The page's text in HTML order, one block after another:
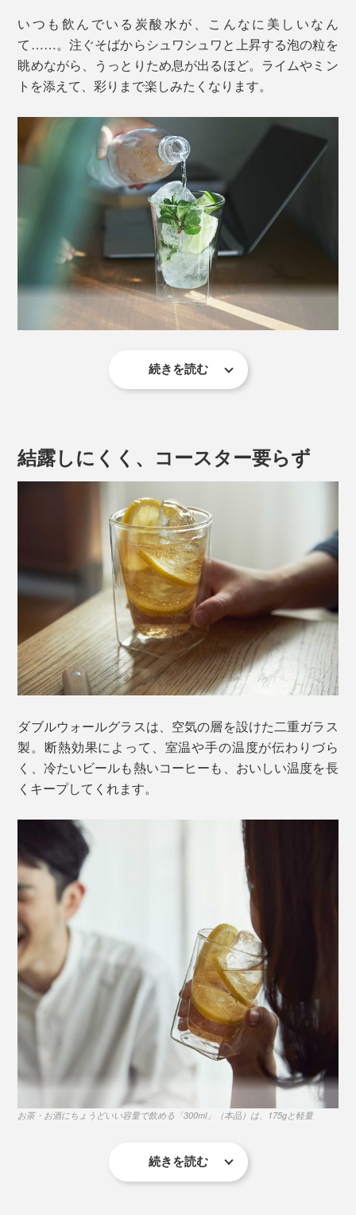
いつも飲んでいる炭酸水が、こんなに美しいなん
て……。注ぐそばからシュワシュワと上昇する泡の粒を
眺めながら、うっとりため息が出るほど。ライムやミン
トを添えて、彩りまで楽しみたくなります。
『RayES』のダブルウォールグラスは、スクエア型にラ
二重のガラスの間に空洞があることで、液体が浮いてい
るかのように美しく引き立つグラスです。
真上から覗けば「丸」。真横・正面から見れば「四
角」。シャープな直線となだらかな曲線によって、見る
角度で表情が変わる独自のデザインです。
側面に４つの角があるから、グラスを持つ手も滑りにく
く、グリップ力がアップ。
続きを読む
結露しにくく、コースター要らず
ダブルウォールグラスは、空気の層を設けた二重ガラス
製。断熱効果によって、室温や手の温度が伝わりづら
く、冷たいビールも熱いコーヒーも、おいしい温度を長
くキープしてくれます。
お茶・お酒にちょうどいい容量で飲める「300ml」（本品）は、175gと軽量
続きを読む